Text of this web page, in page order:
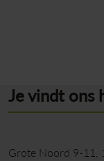
Je vindt ons
Grote Noord 9-11